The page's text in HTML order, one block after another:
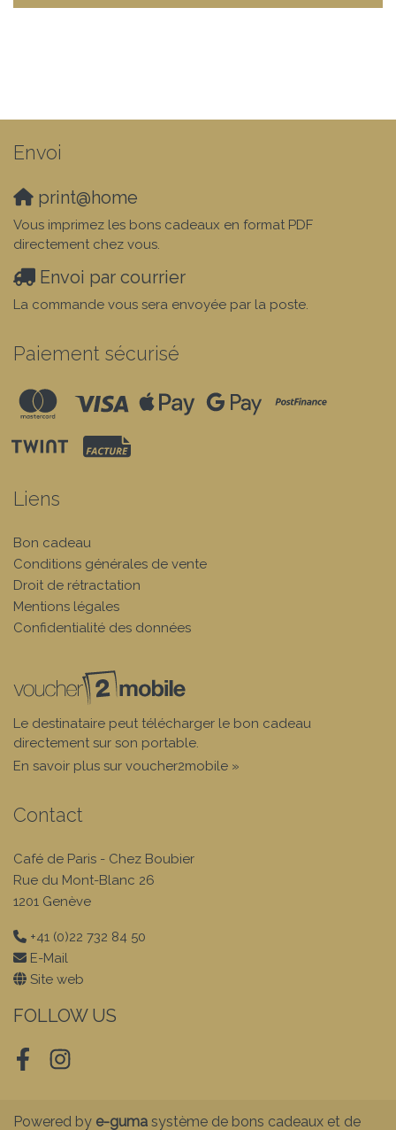
Envoi
print@home
Vous imprimez les bons cadeaux en format PDF
directement chez vous.
Envoi par courrier
La commande vous sera envoyée par la poste.
Paiement sécurisé
Liens
Bon cadeau
Conditions générales de vente
Droit de rétractation
Mentions légales
Confidentialité des données
Le destinataire peut télécharger le bon cadeau
directement sur son portable.
En savoir plus sur voucher2mobile »
Contact
Café de Paris - Chez Boubier
Rue du Mont-Blanc 26
1201 Genève
+41 (0)22 732 84 50
E-Mail
Site web
FOLLOW US
FacebookInstagram
Powered by e-guma système de bons cadeaux et de